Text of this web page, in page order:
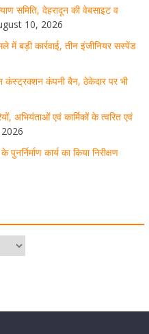
समर्पित प्रयासों की सराहना की
1 Comment
की चौकी पुल के एप्रोच रोड के पुनर्निर्माण कार्य का
1 Comment
में राजस्व वृद्धि के सम्बन्ध में अधिकारियों के
समिति, देहरादून की वेबसाइट व
10, 2026
में बड़ी कार्रवाई, तीन इंजीनियर सस्पेंड
कंस्ट्रक्शन कंपनी बैन, ठेकेदार पर भी
अभियंताओं एवं कार्मिकों के त्वरित एवं
कार्य का किया निरीक्षण